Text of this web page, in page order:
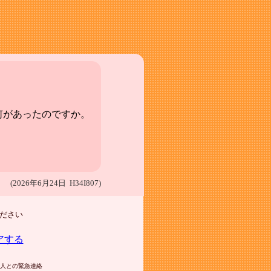
あったのですか。
(2026年6月24日 H34I807)
さい
する
との緊急連絡